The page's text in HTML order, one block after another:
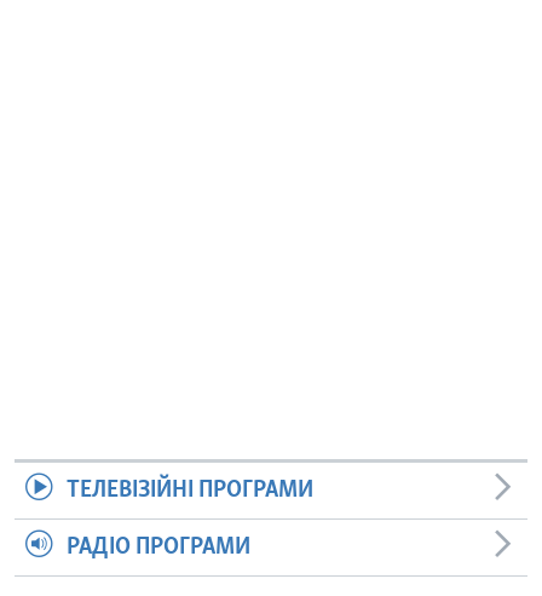
ТЕЛЕВІЗІЙНІ ПРОГРАМИ
РАДІО ПРОГРАМИ